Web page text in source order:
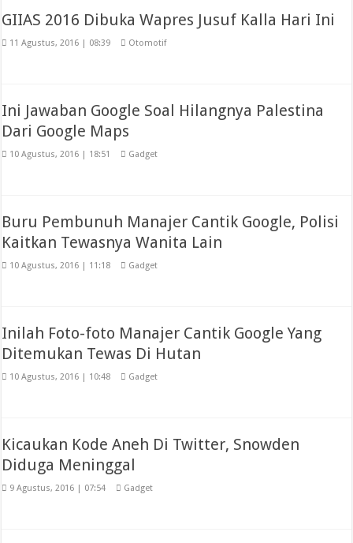
GIIAS 2016 Dibuka Wapres Jusuf Kalla Hari Ini
11 Agustus, 2016 | 08:39 Otomotif
Ini Jawaban Google Soal Hilangnya Palestina
Dari Google Maps
10 Agustus, 2016 | 18:51 Gadget
Buru Pembunuh Manajer Cantik Google, Polisi
Kaitkan Tewasnya Wanita Lain
10 Agustus, 2016 | 11:18 Gadget
Inilah Foto-foto Manajer Cantik Google Yang
Ditemukan Tewas Di Hutan
10 Agustus, 2016 | 10:48 Gadget
Kicaukan Kode Aneh Di Twitter, Snowden
Diduga Meninggal
9 Agustus, 2016 | 07:54 Gadget